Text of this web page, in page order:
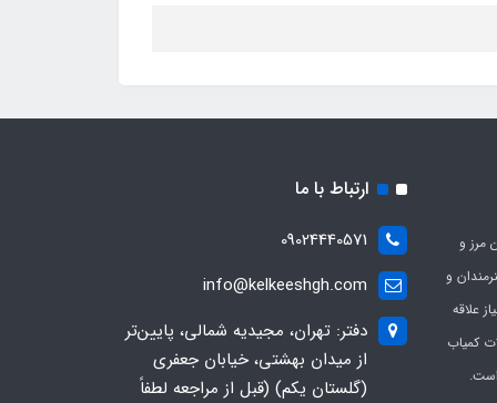
مرز و
هنرمندان و
علاقه
کمیاب
ارتباط با ما
09024440571
info@kelkeeshgh.com
دفتر: تهران، مجیدیه شمالی، پایین‌تر
از میدان بهشتی، خیابان جعفری
(گلستان یکم) (قبل از مراجعه لطفاً